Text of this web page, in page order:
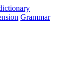
Grammar